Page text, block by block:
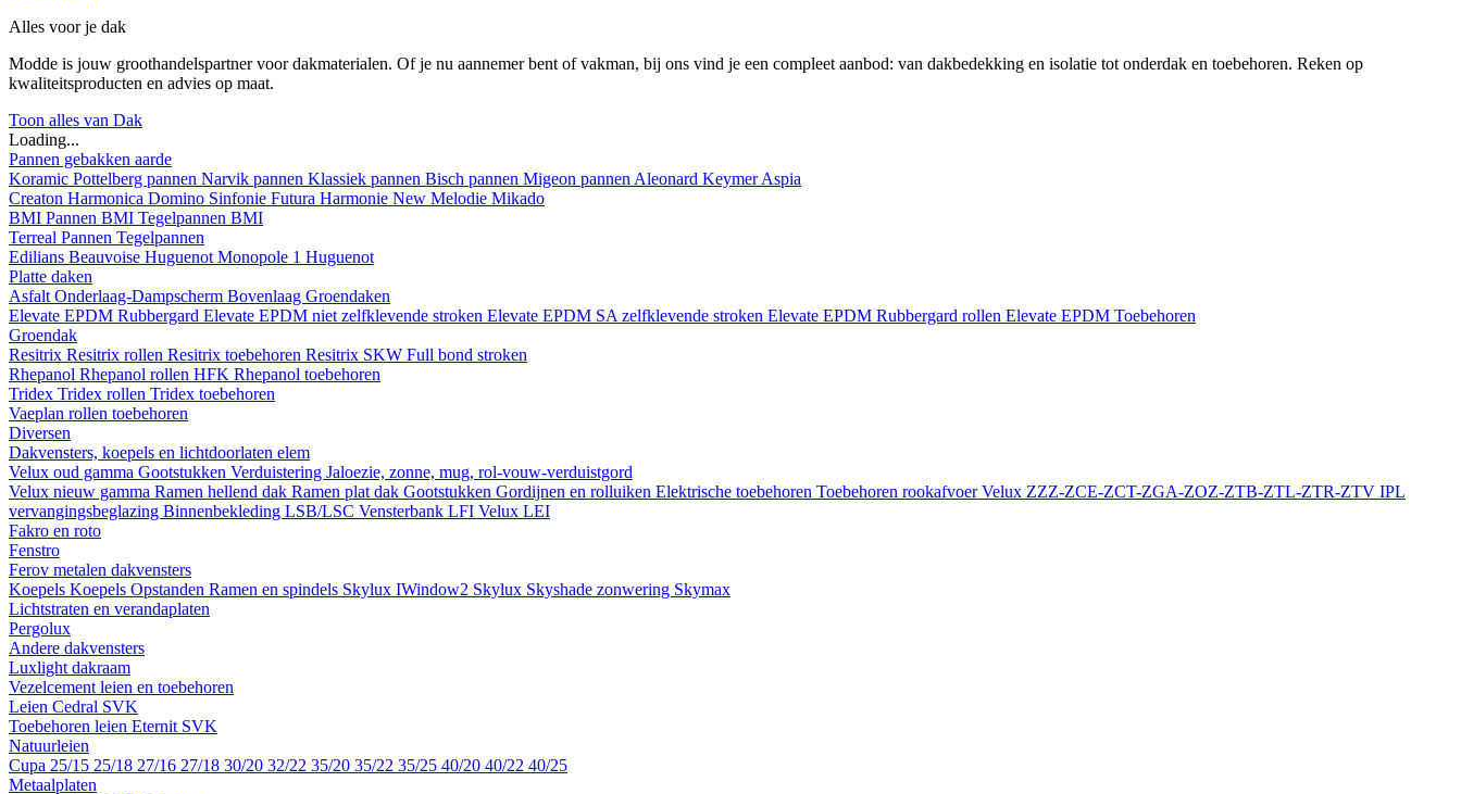
Alles voor je dak
Modde is jouw groothandelspartner voor dakmaterialen. Of je nu aannemer bent of vakman, bij ons vind je een compleet aanbod: van dakbedekking en isolatie tot onderdak en toebehoren. Reken op
kwaliteitsproducten en advies op maat.
Toon alles van Dak
Loading...
Pannen gebakken aarde
Koramic Pottelberg pannen Narvik pannen Klassiek pannen Bisch pannen Migeon pannen Aleonard KeymerAspia
Creaton Harmonica Domino Sinfonie Futura Harmonie New Melodie Mikado
BMI Pannen BMI Tegelpannen BMI
Terreal Pannen Tegelpannen
Edilians Beauvoise Huguenot Monopole 1 Huguenot
Platte daken
Asfalt Onderlaag-Dampscherm Bovenlaag Groendaken
Elevate EPDM Rubbergard Elevate EPDM niet zelfklevende stroken Elevate EPDM SA zelfklevende stroken Elevate EPDM Rubbergard rollen Elevate EPDM Toebehoren
Groendak
Resitrix Resitrix rollen Resitrix toebehoren Resitrix SKW Full bond stroken
Rhepanol Rhepanol rollen HFK Rhepanol toebehoren
Tridex Tridex rollen Tridex toebehoren
Vaeplan rollen toebehoren
Diversen
Dakvensters, koepels en lichtdoorlaten elem
Velux oud gamma Gootstukken Verduistering Jaloezie, zonne, mug, rol-vouw-verduistgord
Velux nieuw gamma Ramen hellend dak Ramen plat dak Gootstukken Gordijnen en rolluiken Elektrische toebehoren Toebehoren rookafvoerVelux ZZZ-ZCE-ZCT-ZGA-ZOZ-ZTB-ZTL-ZTR-ZTV IPL
vervangingsbeglazing Binnenbekleding LSB/LSC Vensterbank LFI Velux LEI
Fakro en roto
Fenstro
Ferov metalen dakvensters
Koepels Koepels Opstanden Ramen en spindels Skylux IWindow2 Skylux Skyshade zonwering Skymax
Lichtstraten en verandaplaten
Pergolux
Andere dakvensters
Luxlight dakraam
Vezelcement leien en toebehoren
Leien Cedral SVK
Toebehoren leien Eternit SVK
Natuurleien
Cupa 25/15 25/18 27/16 27/18 30/20 32/22 35/20 35/22 35/25 40/20 40/22 40/25
Metaalplaten